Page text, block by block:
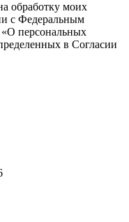
обработку моих
с Федеральным
персональных
в Согласии